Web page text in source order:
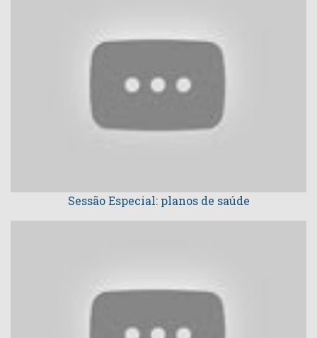
Sessão Especial: planos de saúde